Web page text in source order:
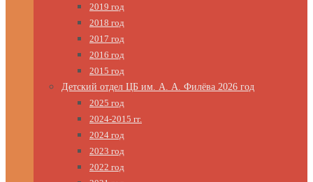
2019 год
2018 год
2017 год
2016 год
2015 год
Детский отдел ЦБ им. А. А. Филёва 2026 год
2025 год
2024-2015 гг.
2024 год
2023 год
2022 год